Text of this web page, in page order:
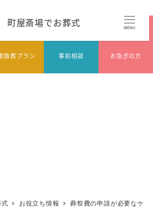
町屋斎場でお葬式 MENU
お役立ち情報
葬祭費の申請が必要なケ
族葬プラン 事前相談 お急ぎの方